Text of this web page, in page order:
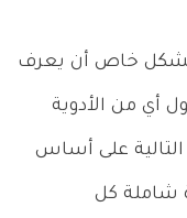
بشكل خاص أن يعرف
أي من الأدوية
التالية على أساس
شاملة كل